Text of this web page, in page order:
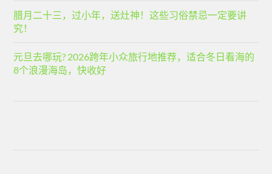
腊月二十三，过小年，送灶神！这些习俗禁忌一定要讲
究！
元旦去哪玩? 2026跨年小众旅行地推荐，适合冬日看海的
8个浪漫海岛，快收好